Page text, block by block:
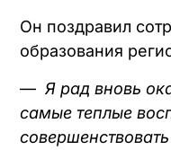
Он поздравил
образования
— Я рад вновь
самые теплые